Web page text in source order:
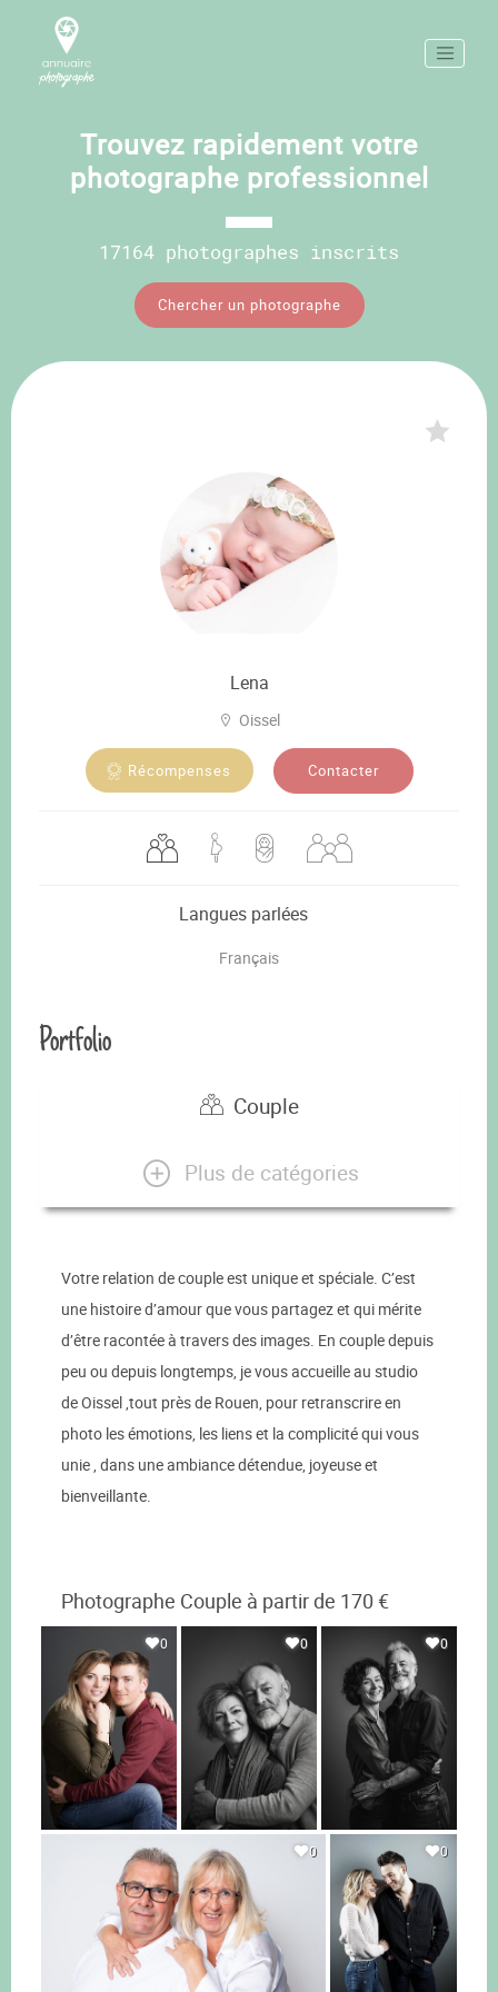
Trouvez rapidement votre
photographe professionnel
17164 photographes inscrits
Chercher un photographe
Lena
Oissel
Récompenses Contacter
Langues parlées
Français
Portfolio
Couple
Plus de catégories
Votre relation de couple est unique et spéciale. C’est
une histoire d’amour que vous partagez et qui mérite
d’être racontée à travers des images. En couple depuis
peu ou depuis longtemps, je vous accueille au studio
de Oissel ,tout près de Rouen, pour retranscrire en
photo les émotions, les liens et la complicité qui vous
unie , dans une ambiance détendue, joyeuse et
bienveillante.
Photographe Couple à partir de 170 €
0 0 0
0 0